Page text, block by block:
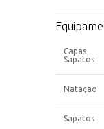
Capas
Sapatos
Natação
Sapatos